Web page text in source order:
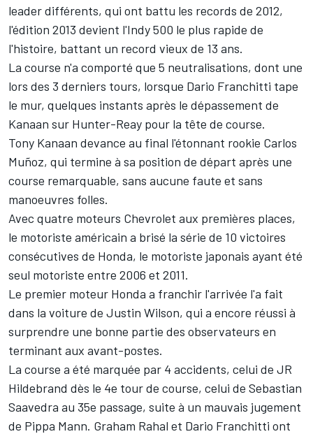
leader différents, qui ont battu les records de 2012,
l'édition 2013 devient l'Indy 500 le plus rapide de
l'histoire, battant un record vieux de 13 ans.
La course n'a comporté que 5 neutralisations, dont une
lors des 3 derniers tours, lorsque Dario Franchitti tape
le mur, quelques instants après le dépassement de
Kanaan sur Hunter-Reay pour la tête de course.
Tony Kanaan devance au final l'étonnant rookie Carlos
Muñoz, qui termine à sa position de départ après une
course remarquable, sans aucune faute et sans
manoeuvres folles.
Avec quatre moteurs Chevrolet aux premières places,
le motoriste américain a brisé la série de 10 victoires
consécutives de Honda, le motoriste japonais ayant été
seul motoriste entre 2006 et 2011.
Le premier moteur Honda a franchir l'arrivée l'a fait
dans la voiture de Justin Wilson, qui a encore réussi à
surprendre une bonne partie des observateurs en
terminant aux avant-postes.
La course a été marquée par 4 accidents, celui de JR
Hildebrand dès le 4e tour de course, celui de Sebastian
Saavedra au 35e passage, suite à un mauvais jugement
de Pippa Mann. Graham Rahal et Dario Franchitti ont